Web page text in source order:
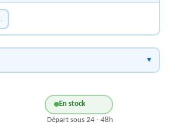
En stock
Départ sous 24 - 48h